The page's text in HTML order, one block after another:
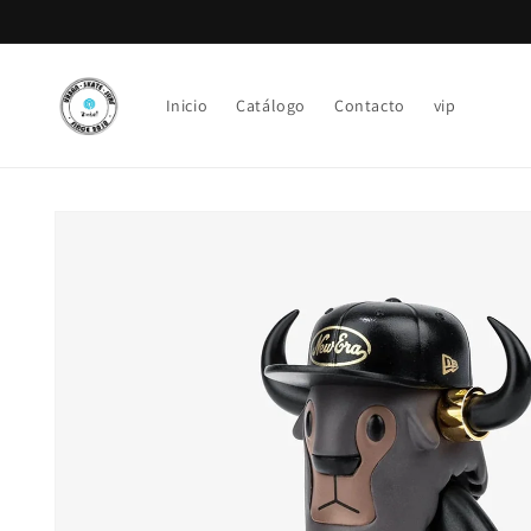
al contenido
Inicio Catálogo Contacto vip